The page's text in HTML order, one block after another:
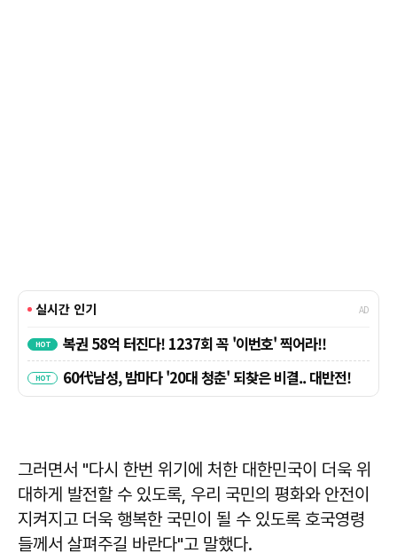
그러면서 "다시 한번 위기에 처한 대한민국이 더욱 위
대하게 발전할 수 있도록, 우리 국민의 평화와 안전이
지켜지고 더욱 행복한 국민이 될 수 있도록 호국영령
들께서 살펴주길 바란다"고 말했다.